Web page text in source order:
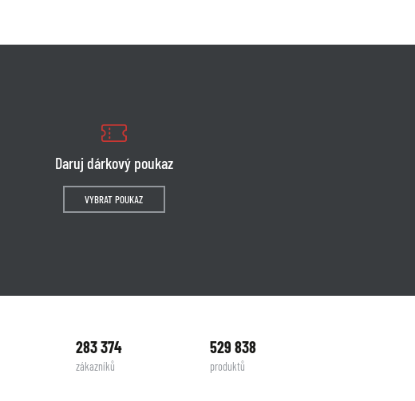
Daruj dárkový poukaz
VYBRAT POUKAZ
283 374
zákazníků
529 838
produktů